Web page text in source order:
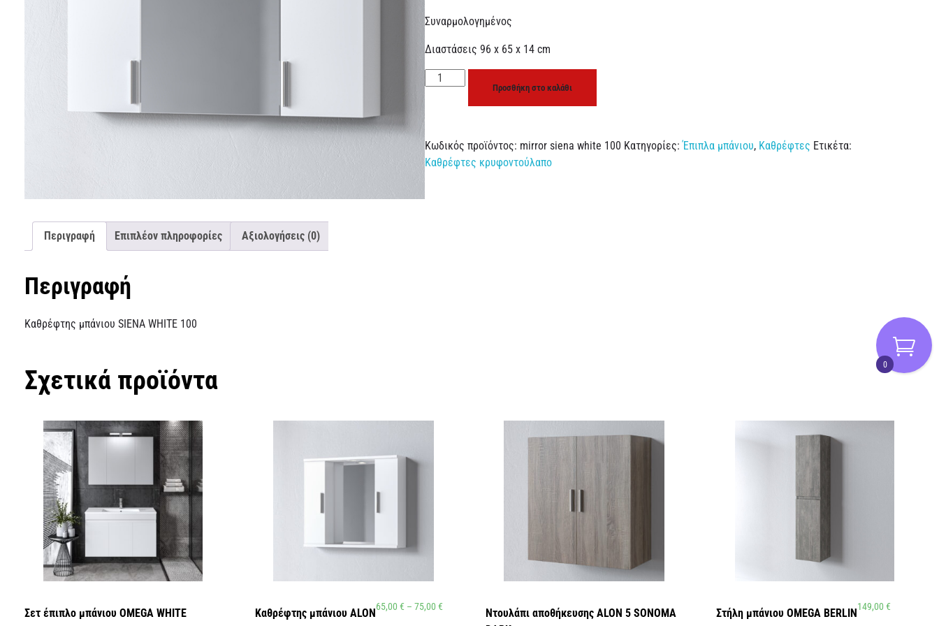
Συναρμολογημένος
Διαστάσεις 96 x 65 x 14 cm
Προσθήκη στο καλάθι
Κωδικός προϊόντος: mirror siena white 100 Κατηγορίες:Έπιπλα μπάνιου, Καθρέφτες Ετικέτα:
Καθρέφτες κρυφοντούλαπο
Περιγραφή Επιπλέον πληροφορίες Αξιολογήσεις (0)
Περιγραφή
Καθρέφτης μπάνιου SIENA WHITE 100
Σχετικά προϊόντα
Σετ έπιπλο μπάνιου OMEGA WHITE Καθρέφτης μπάνιου ALON65,00 € – 75,00 €
Ντουλάπι αποθήκευσης ALON 5 SONOMA
Στήλη μπάνιου OMEGA BERLIN149,00 €
0